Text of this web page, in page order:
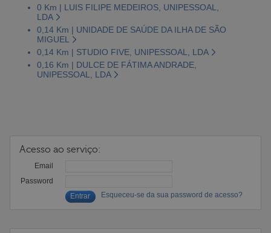
0 Km | LUIS FILIPE MEDEIROS, UNIPESSOAL,
LDA
0,14 Km | UNIDADE DE SAÚDE DA ILHA DE SÃO
MIGUEL
0,14 Km | STUDIO FIVE, UNIPESSOAL, LDA
0,16 Km | DULCE DE FÁTIMA ANDRADE,
UNIPESSOAL, LDA
Acesso ao serviço:
Email
Password
Esqueceu-se da sua password de acesso?